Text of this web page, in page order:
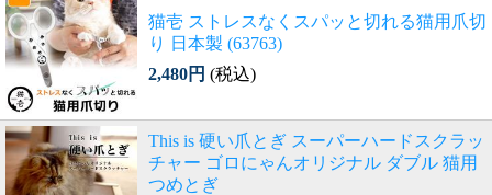
猫壱 ストレスなくスパッと切れる猫用爪切
り 日本製 (63763)
2,480円 (税込)
This is 硬い爪とぎ スーパーハードスクラッ
チャー ゴロにゃんオリジナル ダブル 猫用
つめとぎ